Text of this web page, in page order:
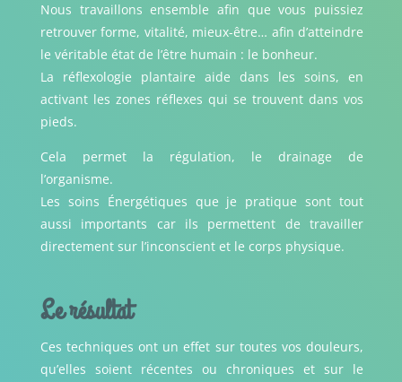
Nous travaillons ensemble afin que vous puissiez
retrouver forme, vitalité, mieux-être… afin d’atteindre
le véritable état de l’être humain : le bonheur.
La réflexologie plantaire aide dans les soins, en
activant les zones réflexes qui se trouvent dans vos
pieds.
Cela permet la régulation, le drainage de
l’organisme.
Les soins Énergétiques que je pratique sont tout
aussi importants car ils permettent de travailler
directement sur l’inconscient et le corps physique.
Le résultat
Ces techniques ont un effet sur toutes vos douleurs,
qu’elles soient récentes ou chroniques et sur le